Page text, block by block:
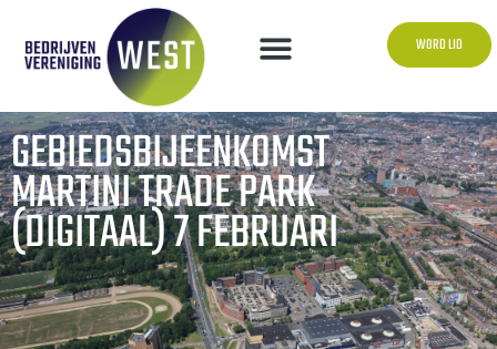
WORD LID
GEBIEDSBIJEENKOMST
MARTINI TRADE PARK
(DIGITAAL) 7 FEBRUARI